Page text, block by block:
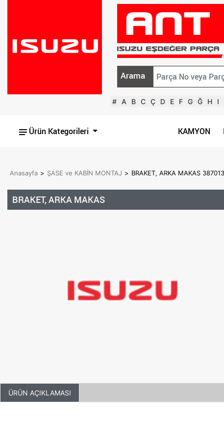
Arama
# A B C Ç D E F G Ğ H I
Ürün Kategorileri KAMYON
Anasayfa > ŞASE ve KABİN MONTAJ > BRAKET, ARKA MAKAS
BRAKET, ARKA MAKAS
ÜRÜN AÇIKLAMASI